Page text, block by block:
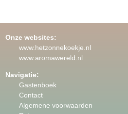
Onze websites:
www.hetzonnekoekje.nl
www.aromawereld.nl
Navigatie:
Gastenboek
Contact
Algemene voorwaarden